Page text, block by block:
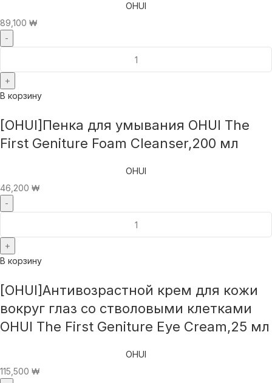
OHUI
89,100 ₩
В корзину
[OHUI]Пенка для умывания OHUI The
First Geniture Foam Cleanser,200 мл
OHUI
46,200 ₩
В корзину
[OHUI]Антивозрастной крем для кожи
вокруг глаз со стволовыми клетками
OHUI The First Geniture Eye Cream,25 мл
OHUI
115,500 ₩